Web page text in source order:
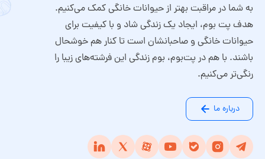
به شما در مراقبت بهتر از حیوانات خانگی کمک می‌کنیم.
هدف پت بوم، ایجاد یک زندگی شاد و با کیفیت برای
حیوانات خانگی و صاحبانشان است تا کنار هم خوشحال
باشند. با هم در پت‌بوم، بوم زندگی این فرشته‌های زیبا را
رنگی‌تر می‌کنیم.
درباره ما